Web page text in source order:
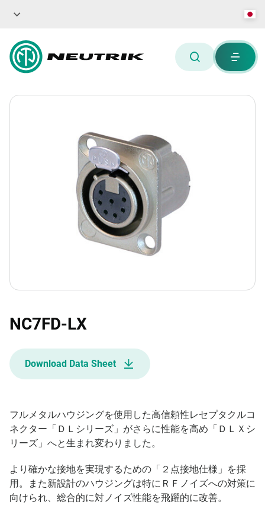
NC7FD-LX
Download Data Sheet
フルメタルハウジングを使用した高信頼性レセプタクルコ
ネクター「ＤＬシリーズ」がさらに性能を高め「ＤＬＸシ
リーズ」へと生まれ変わりました。
より確かな接地を実現するための「２点接地仕様」を採
用。また新設計のハウジングは特にＲＦノイズへの対策に
向けられ、総合的に対ノイズ性能を飛躍的に改善。